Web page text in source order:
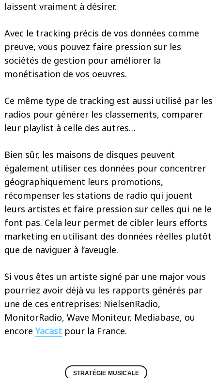
laissent vraiment à désirer.
Avec le tracking précis de vos données comme
preuve, vous pouvez faire pression sur les
sociétés de gestion pour améliorer la
monétisation de vos oeuvres.
Ce même type de tracking est aussi utilisé par les
radios pour générer les classements, comparer
leur playlist à celle des autres…
Bien sûr, les maisons de disques peuvent
également utiliser ces données pour concentrer
géographiquement leurs promotions,
récompenser les stations de radio qui jouent
leurs artistes et faire pression sur celles qui ne le
font pas. Cela leur permet de cibler leurs efforts
marketing en utilisant des données réelles plutôt
que de naviguer à l’aveugle.
Si vous êtes un artiste signé par une major vous
pourriez avoir déjà vu les rapports générés par
une de ces entreprises: NielsenRadio,
MonitorRadio, Wave Moniteur, Mediabase, ou
encoreYacast pour la France.
STRATÉGIE MUSICALE
for: